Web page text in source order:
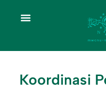
Koordinasi